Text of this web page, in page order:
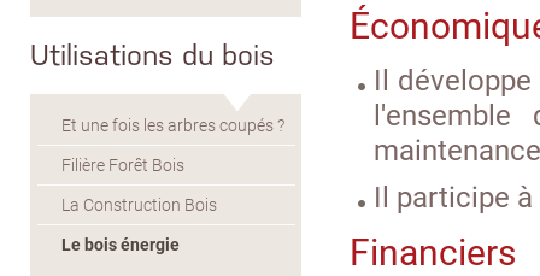
Utilisations du bois
Et une fois les arbres coupés ?
Filière Forêt Bois
La Construction Bois
Le bois énergie
Il
Il participe
Financiers